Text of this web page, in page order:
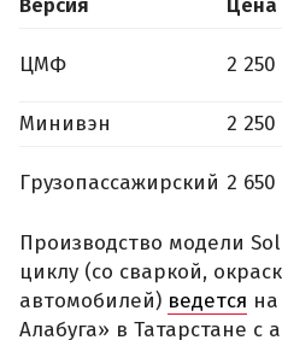
Версия Цена
ЦМФ 2
Минивэн
2
Грузопассажирский 2
Производство модели
циклу (со сваркой,
автомобилей) ведется
Алабуга» в Татарстане с